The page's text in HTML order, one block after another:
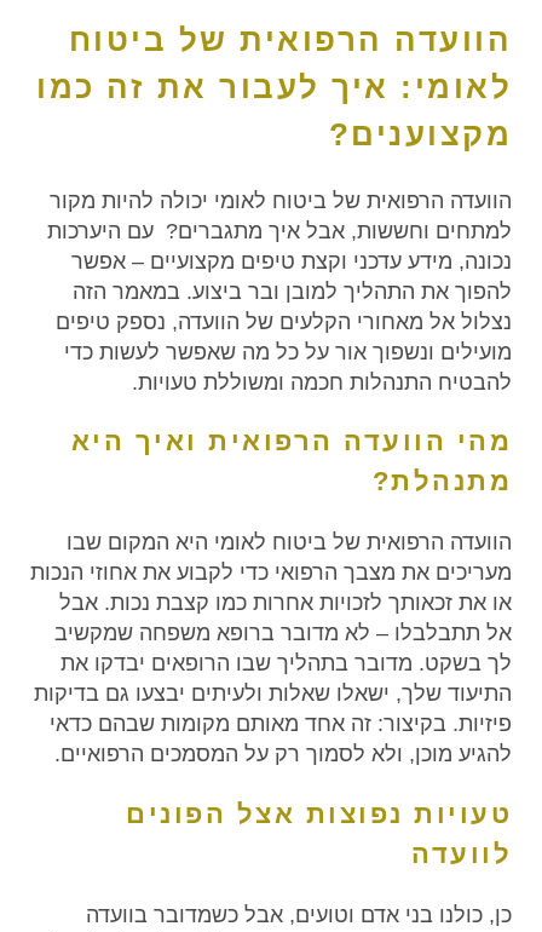
הוועדה הרפואית של ביטוח
לאומי: איך לעבור את זה כמו
מקצוענים?
הוועדה הרפואית של ביטוח לאומי יכולה להיות מקור
למתחים וחששות, אבל איך מתגברים? עם היערכות
נכונה, מידע עדכני וקצת טיפים מקצועיים – אפשר
להפוך את התהליך למובן ובר ביצוע. במאמר הזה
נצלול אל מאחורי הקלעים של הוועדה, נספק טיפים
מועילים ונשפוך אור על כל מה שאפשר לעשות כדי
להבטיח התנהלות חכמה ומשוללת טעויות.
מהי הוועדה הרפואית ואיך היא
מתנהלת?
הוועדה הרפואית של ביטוח לאומי היא המקום שבו
מעריכים את מצבך הרפואי כדי לקבוע את אחוזי הנכות
או את זכאותך לזכויות אחרות כמו קצבת נכות. אבל
אל תתבלבלו – לא מדובר ברופא משפחה שמקשיב
לך בשקט. מדובר בתהליך שבו הרופאים יבדקו את
התיעוד שלך, ישאלו שאלות ולעיתים יבצעו גם בדיקות
פיזיות. בקיצור: זה אחד מאותם מקומות שבהם כדאי
להגיע מוכן, ולא לסמוך רק על המסמכים הרפואיים.
טעויות נפוצות אצל הפונים
לוועדה
כן, כולנו בני אדם וטועים, אבל כשמדובר בוועדה